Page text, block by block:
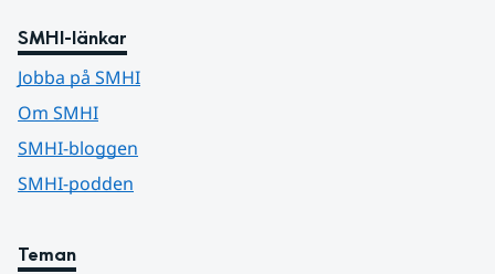
SMHI-länkar
Jobba på SMHI
Om SMHI
SMHI-bloggen
SMHI-podden
Teman